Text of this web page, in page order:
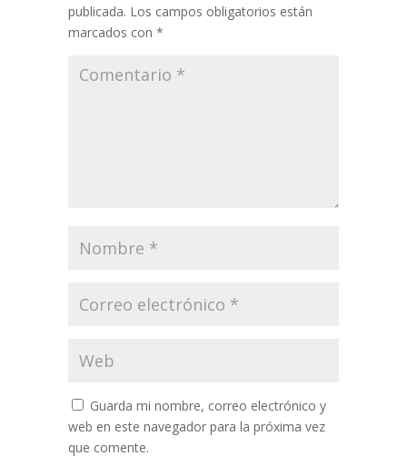
publicada. Los campos obligatorios están
marcados con *
Guarda mi nombre, correo electrónico y
web en este navegador para la próxima vez
que comente.